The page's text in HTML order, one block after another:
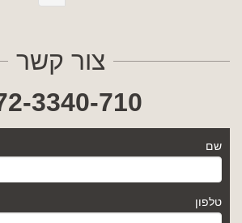
צור קשר
3340-710
שם
טלפון